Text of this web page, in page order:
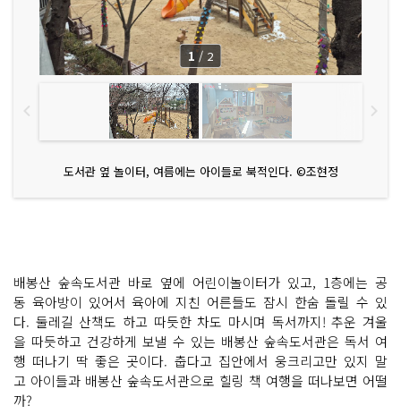
도서관 옆 놀이터, 여름에는 아이들로 북적인다. ©조현정
1 / 2
배봉산 숲속도서관 바로 옆에 어린이놀이터가 있고, 1층에는 공
동 육아방이 있어서 육아에 지친 어른들도 잠시 한숨 돌릴 수 있
다. 둘레길 산책도 하고 따듯한 차도 마시며 독서까지! 추운 겨울
을 따듯하고 건강하게 보낼 수 있는 배봉산 숲속도서관은 독서 여
행 떠나기 딱 좋은 곳이다. 춥다고 집안에서 웅크리고만 있지 말
고 아이들과 배봉산 숲속도서관으로 힐링 책 여행을 떠나보면 어떨
까?